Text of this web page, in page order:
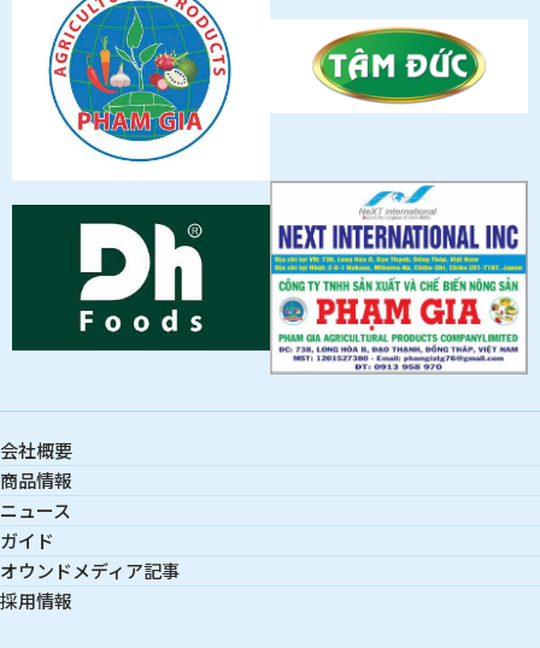
会社概要
商品情報
ニュース
ガイド
オウンドメディア記事
採用情報